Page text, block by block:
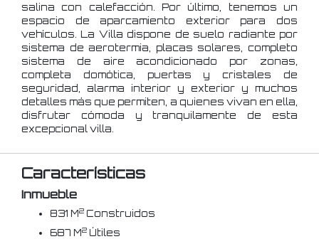
salina con calefacción. Por último, tenemos un
espacio de aparcamiento exterior para dos
vehículos. La Villa dispone de suelo radiante por
sistema de aerotermia, placas solares, completo
sistema de aire acondicionado por zonas,
completa domótica, puertas y cristales de
seguridad, alarma interior y exterior y muchos
detalles más que permiten, a quienes vivan en ella,
disfrutar cómoda y tranquilamente de esta
excepcional villa.
Características
Inmueble
831 M2 Construidos
687 M2 Útiles